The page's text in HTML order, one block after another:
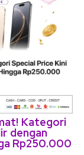
Kategori
dengan
Rp250.000